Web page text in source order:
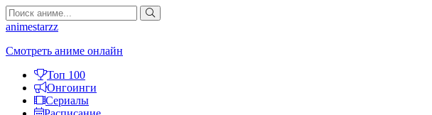
animestarzz
Смотреть аниме онлайн
Топ 100
Онгоинги
Сериалы